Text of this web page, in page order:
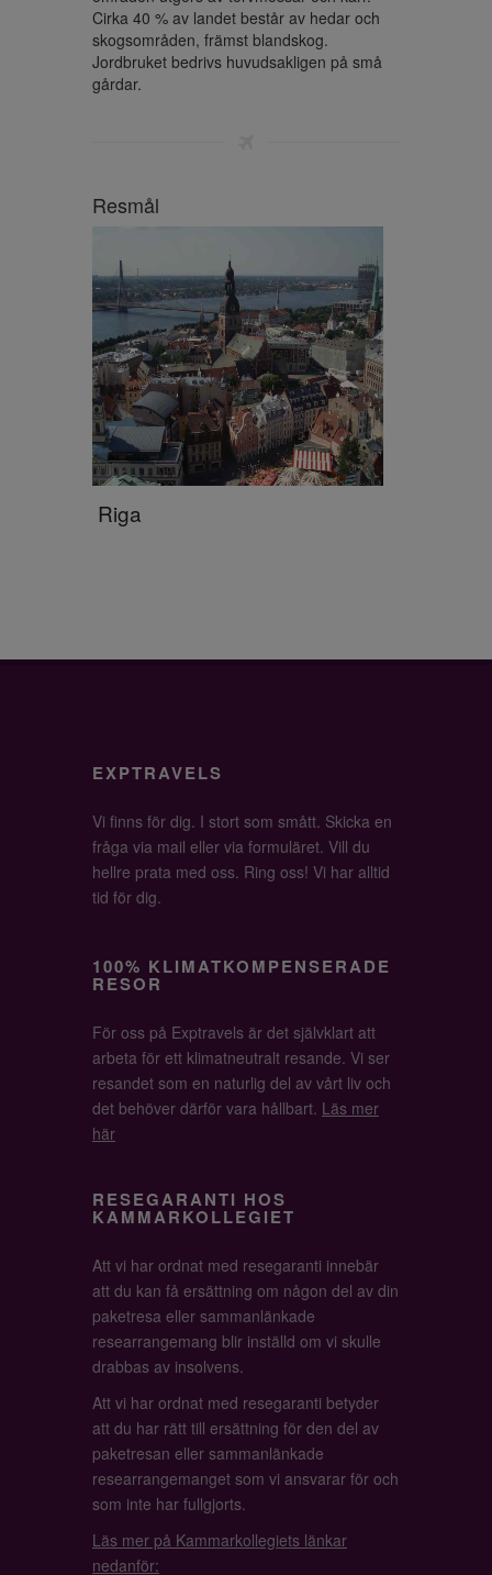
Cirka 40 % av landet består av hedar och
skogsområden, främst blandskog.
Jordbruket bedrivs huvudsakligen på små
gårdar.
Resmål
Riga
EXPTRAVELS
Vi finns för dig. I stort som smått. Skicka en
fråga via mail eller via formuläret. Vill du
hellre prata med oss. Ring oss! Vi har alltid
tid för dig.
100% KLIMATKOMPENSERADE
RESOR
För oss på Exptravels är det självklart att
arbeta för ett klimatneutralt resande. Vi ser
resandet som en naturlig del av vårt liv och
det behöver därför vara hållbart. Läs mer
här
RESEGARANTI HOS
KAMMARKOLLEGIET
Att vi har ordnat med resegaranti innebär
att du kan få ersättning om någon del av din
paketresa eller sammanlänkade
researrangemang blir inställd om vi skulle
drabbas av insolvens.
Att vi har ordnat med resegaranti betyder
att du har rätt till ersättning för den del av
paketresan eller sammanlänkade
researrangemanget som vi ansvarar för och
som inte har fullgjorts.
Läs mer på Kammarkollegiets länkar
nedanför: